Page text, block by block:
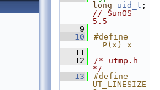
long
uid_t
// SunOS
5.5
    9
   10
#define
__P(x) x
   11
   12
/* utmp.h
*/
   13
#define
UT_LINESIZE